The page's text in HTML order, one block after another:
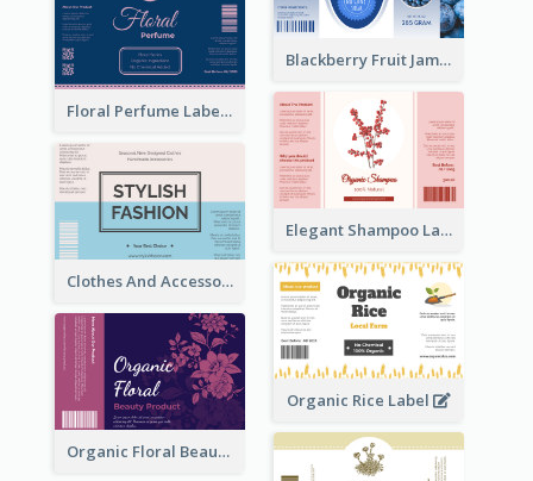
Blackberry Fruit Jam Label
Floral Perfume Label
Elegant Shampoo Label
Clothes And Accessories Label
Organic Rice Label
Organic Floral Beauty Product Label